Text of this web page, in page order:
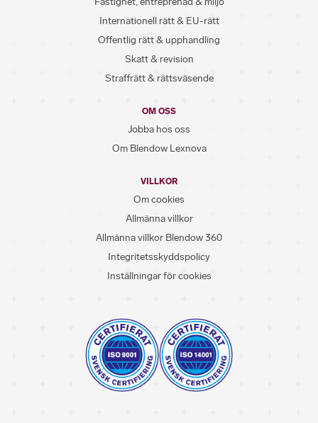
Internationell rätt & EU-rätt
Offentlig rätt & upphandling
Skatt & revision
Straffrätt & rättsväsende
OM OSS
Jobba hos oss
Om Blendow Lexnova
VILLKOR
Om cookies
Allmänna villkor
Allmänna villkor Blendow 360
Integritetsskyddspolicy
Inställningar för cookies